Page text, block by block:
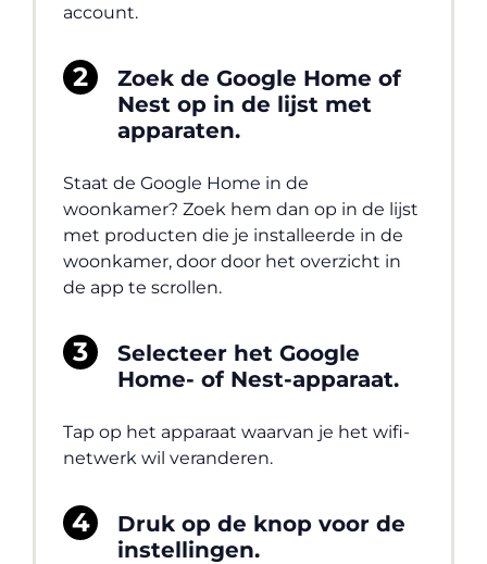
account.
Zoek de Google Home of
Nest op in de lijst met
apparaten.
Staat de Google Home in de
woonkamer? Zoek hem dan op in de lijst
met producten die je installeerde in de
woonkamer, door door het overzicht in
de app te scrollen.
Selecteer het Google
Home- of Nest-apparaat.
Tap op het apparaat waarvan je het wifi-
netwerk wil veranderen.
Druk op de knop voor de
instellingen.